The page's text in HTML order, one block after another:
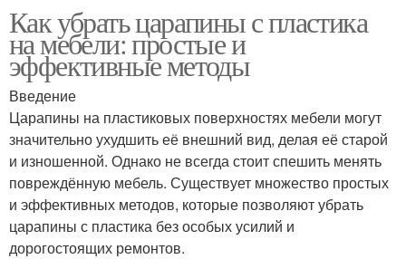
Как убрать царапины с пластика
на мебели: простые и
эффективные методы
Введение
Царапины на пластиковых поверхностях мебели могут
значительно ухудшить её внешний вид, делая её старой
и изношенной. Однако не всегда стоит спешить менять
повреждённую мебель. Существует множество простых
и эффективных методов, которые позволяют убрать
царапины с пластика без особых усилий и
дорогостоящих ремонтов.